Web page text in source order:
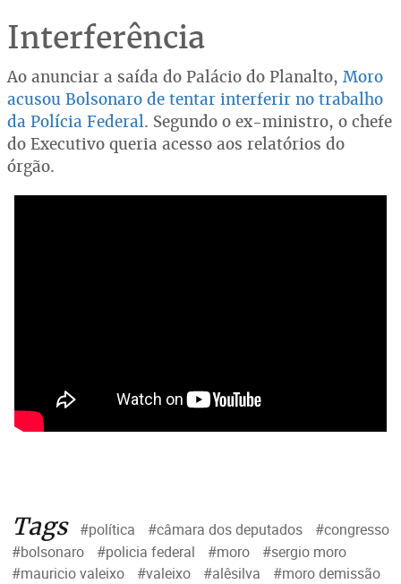
Interferência
Ao anunciar a saída do Palácio do Planalto, Moro
acusou Bolsonaro de tentar interferir no trabalho
da Polícia Federal. Segundo o ex-ministro, o chefe
do Executivo queria acesso aos relatórios do
órgão.
Tags #política #câmara dos deputados
#congresso
#bolsonaro
#policia federal #moro
#sergio moro
#mauricio valeixo
#valeixo #alêsilva #moro demissão